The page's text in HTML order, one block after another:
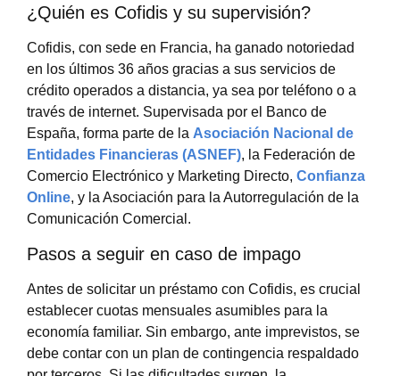
¿Quién es Cofidis y su supervisión?
Cofidis, con sede en Francia, ha ganado notoriedad
en los últimos 36 años gracias a sus servicios de
crédito operados a distancia, ya sea por teléfono o a
través de internet. Supervisada por el Banco de
España, forma parte de la Asociación Nacional de
Entidades Financieras (ASNEF), la Federación de
Comercio Electrónico y Marketing Directo, Confianza
Online, y la Asociación para la Autorregulación de la
Comunicación Comercial.
Pasos a seguir en caso de impago
Antes de solicitar un préstamo con Cofidis, es crucial
establecer cuotas mensuales asumibles para la
economía familiar. Sin embargo, ante imprevistos, se
debe contar con un plan de contingencia respaldado